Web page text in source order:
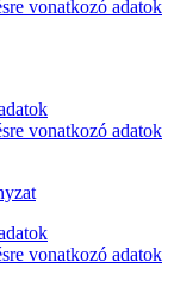
vonatkozó adatok
vonatkozó adatok
vonatkozó adatok